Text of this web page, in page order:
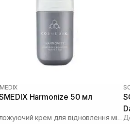
Harmonize 50 мл
Зволожуючий крем для відновлення мікробіома